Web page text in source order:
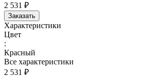
2 531 ₽
Заказать
Характеристики
Цвет
:
Красный
Все характеристики
2 531 ₽